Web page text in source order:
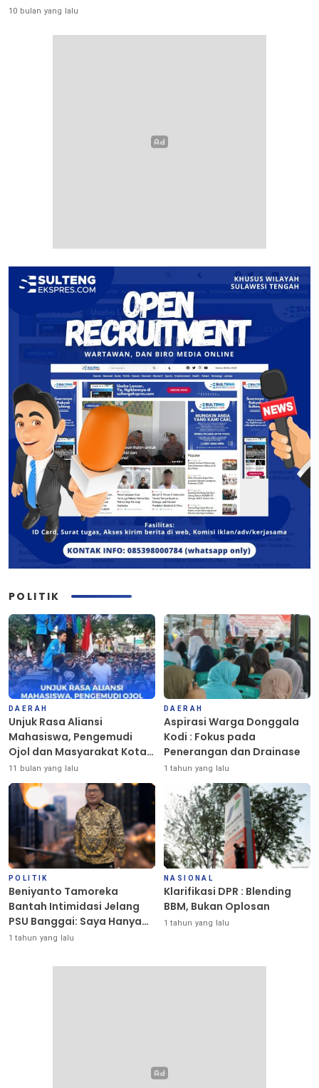
10 bulan yang lalu
POLITIK
DAERAH
Unjuk Rasa Aliansi
Mahasiswa, Pengemudi
Ojol dan Masyarakat Kota
Palu Berlangsung Damai
11 bulan yang lalu
DAERAH
Aspirasi Warga Donggala
Kodi : Fokus pada
Penerangan dan Drainase
1 tahun yang lalu
POLITIK
Beniyanto Tamoreka
Bantah Intimidasi Jelang
PSU Banggai: Saya Hanya
Ingin Redakan Suasana
1 tahun yang lalu
NASIONAL
Klarifikasi DPR : Blending
BBM, Bukan Oplosan
1 tahun yang lalu